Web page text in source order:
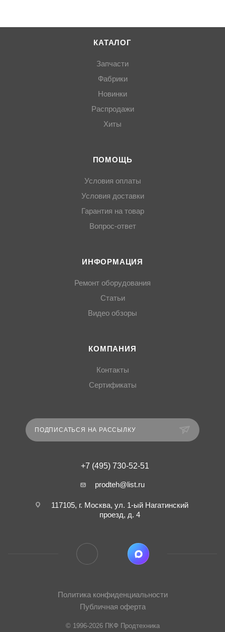
КАТАЛОГ
Запчасти
Фабрики
Новинки
Распродажи
Хиты
ПОМОЩЬ
Условия оплаты
Условия доставки
Гарантия на товар
Вопрос-ответ
ИНФОРМАЦИЯ
Ремонт оборудования
Статьи
Видео обзоры
КОМПАНИЯ
Контакты
Сертификаты
ПОДПИСАТЬСЯ НА РАССЫЛКУ
+7 (495) 730-52-51
prodteh@list.ru
117105, г. Москва, ул. 1-ый Нагатинский
проезд, д. 4
Политика конфиденциальности
Публичная оферта
© 1996-2026 ПКФ Продтехника